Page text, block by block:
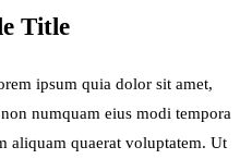
Title
ipsum quia dolor sit amet,
numquam eius modi tempora
aliquam quaerat voluptatem. Ut